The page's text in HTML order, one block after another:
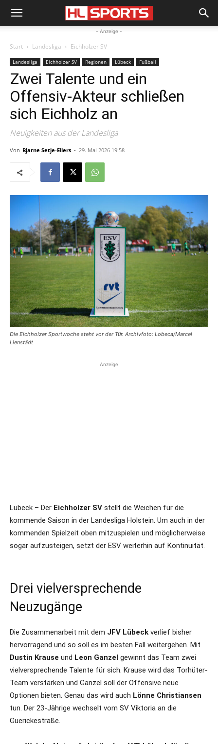
- Anzeige -
Start Landesliga Eichholzer SV
Landesliga Eichholzer SV Regionen Lübeck Fußball
Zwei Talente und ein
Offensiv-Akteur schließen
sich Eichholz an
Neuigkeiten aus der Landesliga
Von Bjarne Setje-Eilers - 29. Mai 2026 19:58
Die Eichholzer Sportwoche steht vor der Tür. Archivfoto: Lobeca/Marcel
Lienstädt
Anzeige
Lübeck – Der Eichholzer SV stellt die Weichen für die
kommende Saison in der Landesliga Holstein. Um auch in der
kommenden Spielzeit oben mitzuspielen und möglicherweise
sogar aufzusteigen, setzt der ESV weiterhin auf Kontinuität.
Drei vielversprechende
Neuzugänge
Die Zusammenarbeit mit dem JFV Lübeck verlief bisher
hervorragend und so soll es im besten Fall weitergehen. Mit
Dustin Krause und Leon Ganzel gewinnt das Team zwei
vielversprechende Talente für sich. Krause wird das Torhüter-
Team verstärken und Ganzel soll der Offensive neue
Optionen bieten. Genau das wird auch Lönne Christiansen
tun. Der 23-Jährige wechselt vom SV Viktoria an die
Guerickestraße.